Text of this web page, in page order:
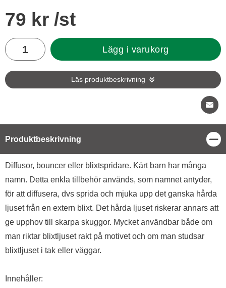
pris
79 kr /st
antal
Lägg i varukorg
Läs produktbeskrivning
Produktbeskrivning
Produktbeskrivning
Diffusor, bouncer eller blixtspridare. Kärt barn har många
namn. Detta enkla tillbehör används, som namnet antyder,
för att diffusera, dvs sprida och mjuka upp det ganska hårda
ljuset från en extern blixt. Det hårda ljuset riskerar annars att
ge upphov till skarpa skuggor. Mycket användbar både om
man riktar blixtljuset rakt på motivet och om man studsar
blixtljuset i tak eller väggar.
Innehåller: